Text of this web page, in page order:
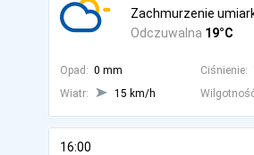
Odczuwalna 19°C
Zachmurzenie
Opad: 0 mm Ciśnienie:
Wiatr:
15 km/h
16:00